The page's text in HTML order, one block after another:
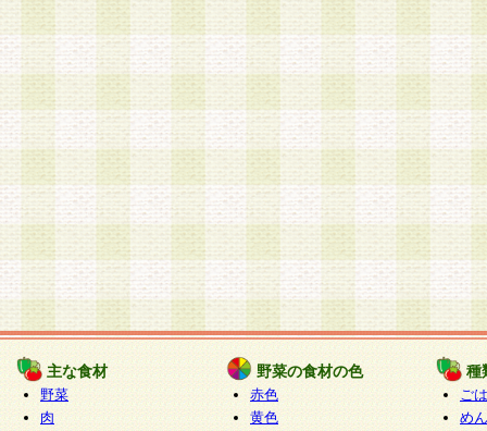
主な食材
野菜
肉
野菜の食材の色
赤色
黄色
種
ご
めん